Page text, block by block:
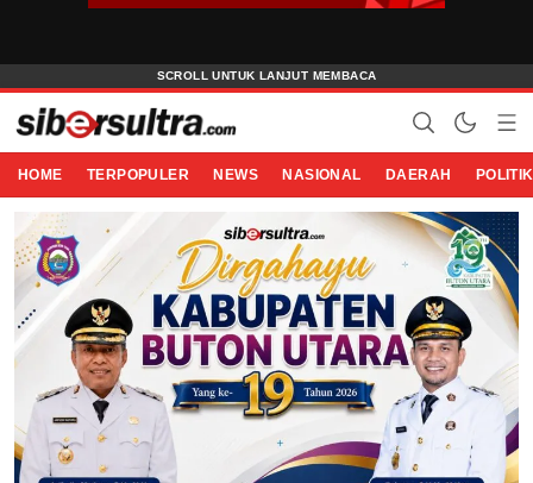
HOME TERPOPULER NEWS NASIONAL DAERAH POLITIK